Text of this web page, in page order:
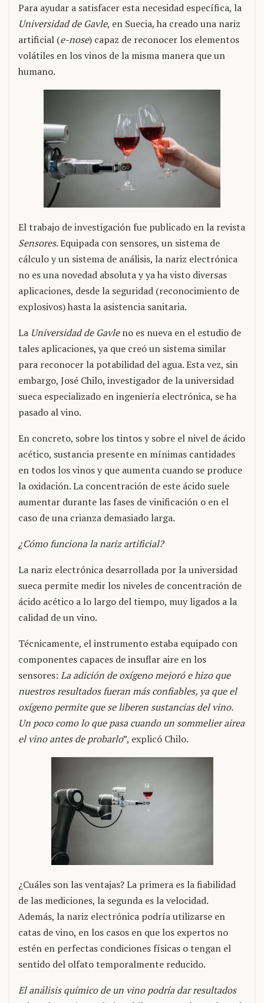
Para ayudar a satisfacer esta necesidad específica, la
Universidad de Gavle, en Suecia, ha creado una nariz
artificial (e-nose) capaz de reconocer los elementos
volátiles en los vinos de la misma manera que un
humano.
El trabajo de investigación fue publicado en la revista
Sensores. Equipada con sensores, un sistema de
cálculo y un sistema de análisis, la nariz electrónica
no es una novedad absoluta y ya ha visto diversas
aplicaciones, desde la seguridad (reconocimiento de
explosivos) hasta la asistencia sanitaria.
La Universidad de Gavleno es nueva en el estudio de
tales aplicaciones, ya que creó un sistema similar
para reconocer la potabilidad del agua. Esta vez, sin
embargo, José Chilo, investigador de la universidad
sueca especializado en ingeniería electrónica, se ha
pasado al vino.
En concreto, sobre los tintos y sobre el nivel de ácido
acético, sustancia presente en mínimas cantidades
en todos los vinos y que aumenta cuando se produce
la oxidación. La concentración de este ácido suele
aumentar durante las fases de vinificación o en el
caso de una crianza demasiado larga.
¿Cómo funciona la nariz artificial?
La nariz electrónica desarrollada por la universidad
sueca permite medir los niveles de concentración de
ácido acético a lo largo del tiempo, muy ligados a la
calidad de un vino.
Técnicamente, el instrumento estaba equipado con
componentes capaces de insuflar aire en los
sensores: La adición de oxígeno mejoró e hizo que
nuestros resultados fueran más confiables, ya que el
oxígeno permite que se liberen sustancias del vino.
Un poco como lo que pasa cuando un sommelier airea
el vino antes de probarlo”, explicó Chilo.
¿Cuáles son las ventajas? La primera es la fiabilidad
de las mediciones, la segunda es la velocidad.
Además, la nariz electrónica podría utilizarse en
catas de vino, en los casos en que los expertos no
estén en perfectas condiciones físicas o tengan el
sentido del olfato temporalmente reducido.
El análisis químico de un vino podría dar resultados